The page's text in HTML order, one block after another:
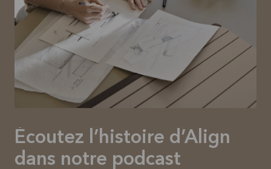
Écoutez l’histoire d’Align
dans notre podcast